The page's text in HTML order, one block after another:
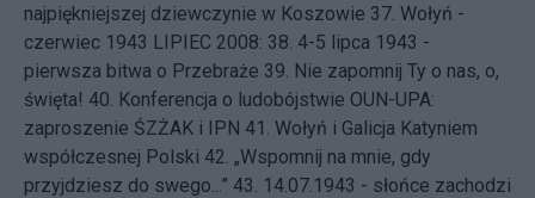
najpiękniejszej dziewczynie w Koszowie 37. Wołyń -
czerwiec 1943 LIPIEC 2008: 38. 4-5 lipca 1943 -
pierwsza bitwa o Przebraże 39. Nie zapomnij Ty o nas, o,
święta! 40. Konferencja o ludobójstwie OUN-UPA:
zaproszenie ŚZŻAK i IPN 41. Wołyń i Galicja Katyniem
współczesnej Polski 42. „Wspomnij na mnie, gdy
przyjdziesz do swego...” 43. 14.07.1943 - słońce zachodzi